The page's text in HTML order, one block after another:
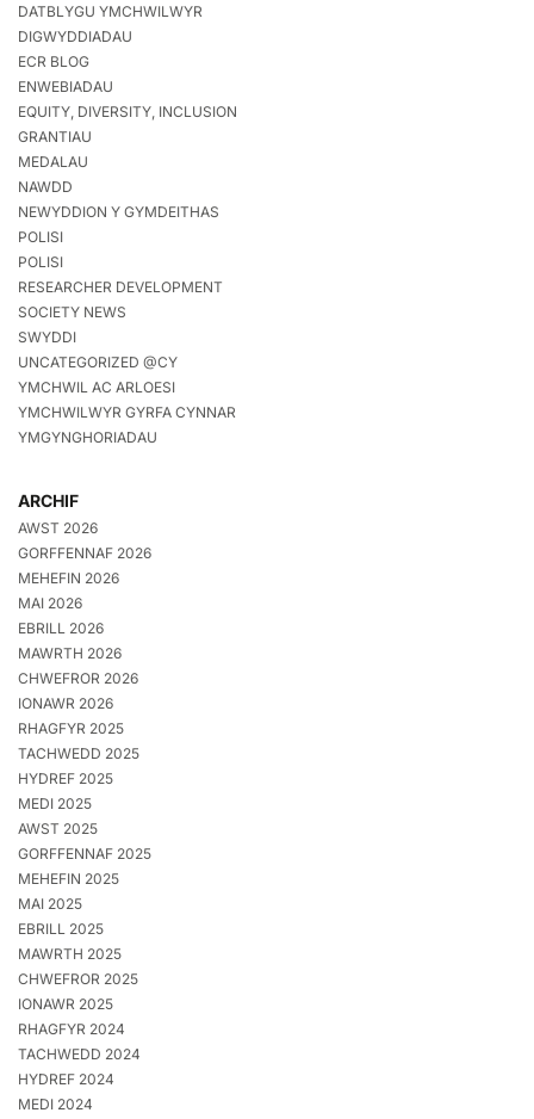
DATBLYGU YMCHWILWYR
DIGWYDDIADAU
ECR BLOG
ENWEBIADAU
EQUITY, DIVERSITY, INCLUSION
GRANTIAU
MEDALAU
NAWDD
NEWYDDION Y GYMDEITHAS
POLISI
POLISI
RESEARCHER DEVELOPMENT
SOCIETY NEWS
SWYDDI
UNCATEGORIZED @CY
YMCHWIL AC ARLOESI
YMCHWILWYR GYRFA CYNNAR
YMGYNGHORIADAU
ARCHIF
AWST 2026
GORFFENNAF 2026
MEHEFIN 2026
MAI 2026
EBRILL 2026
MAWRTH 2026
CHWEFROR 2026
IONAWR 2026
RHAGFYR 2025
TACHWEDD 2025
HYDREF 2025
MEDI 2025
AWST 2025
GORFFENNAF 2025
MEHEFIN 2025
MAI 2025
EBRILL 2025
MAWRTH 2025
CHWEFROR 2025
IONAWR 2025
RHAGFYR 2024
TACHWEDD 2024
HYDREF 2024
MEDI 2024